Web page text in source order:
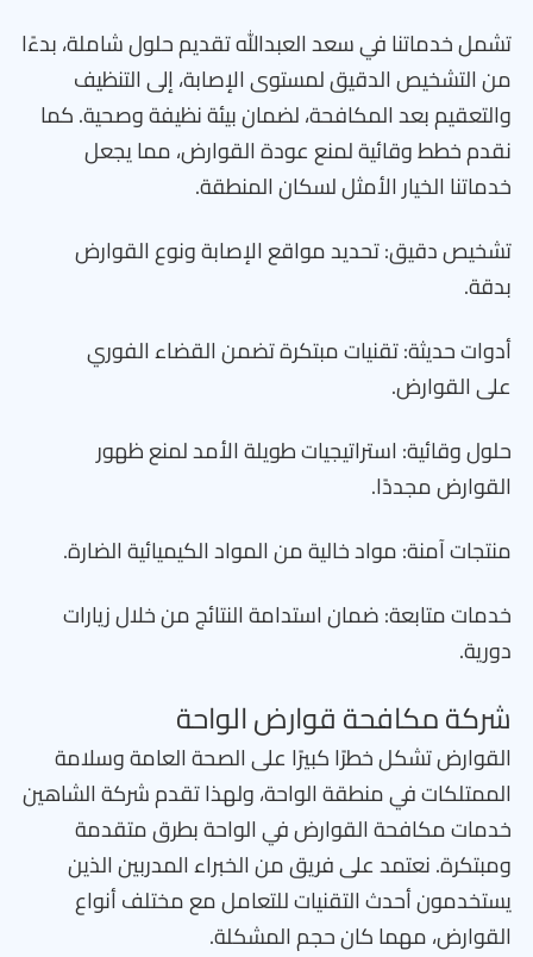
تشمل خدماتنا في سعد العبدالله تقديم حلول شاملة، بدءًا
من التشخيص الدقيق لمستوى الإصابة، إلى التنظيف
والتعقيم بعد المكافحة، لضمان بيئة نظيفة وصحية. كما
نقدم خطط وقائية لمنع عودة القوارض، مما يجعل
خدماتنا الخيار الأمثل لسكان المنطقة.
تشخيص دقيق: تحديد مواقع الإصابة ونوع القوارض
بدقة.
أدوات حديثة: تقنيات مبتكرة تضمن القضاء الفوري
على القوارض.
حلول وقائية: استراتيجيات طويلة الأمد لمنع ظهور
القوارض مجددًا.
منتجات آمنة: مواد خالية من المواد الكيميائية الضارة.
خدمات متابعة: ضمان استدامة النتائج من خلال زيارات
دورية.
شركة مكافحة قوارض الواحة
القوارض تشكل خطرًا كبيرًا على الصحة العامة وسلامة
الممتلكات في منطقة الواحة، ولهذا تقدم شركة الشاهين
خدمات مكافحة القوارض في الواحة بطرق متقدمة
ومبتكرة. نعتمد على فريق من الخبراء المدربين الذين
يستخدمون أحدث التقنيات للتعامل مع مختلف أنواع
القوارض، مهما كان حجم المشكلة.